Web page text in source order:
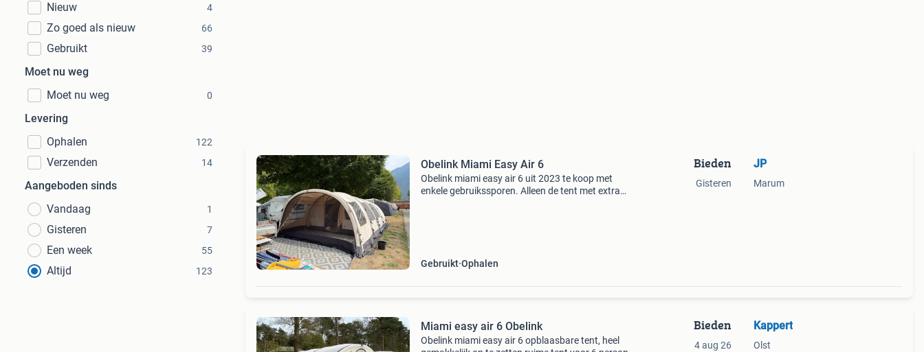
Nieuw
4
Zo goed als nieuw 66
Gebruikt 39
Moet nu weg
Moet nu weg
0
Levering
Ophalen
122
Verzenden 14
Aangeboden sinds
Vandaag
1
Gisteren 7
Een week 55
Altijd 123
Obelink Miami Easy Air 6
Obelink miami easy air 6 uit 2023 te koop met
enkele gebruikssporen. Alleen de tent met extra
Gebruikt Ophalen
Bieden
Gisteren
JP
Marum
Miami easy air 6 Obelink
Obelink miami easy air 6 opblaasbare tent, heel
Bieden
4 aug 26
Kappert
Olst